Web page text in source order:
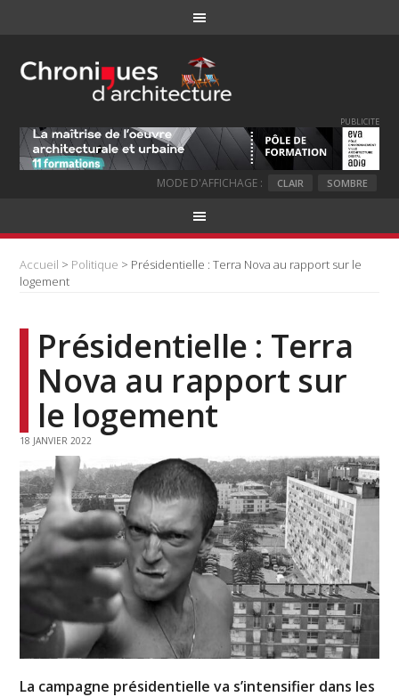
PUBLICITE
MODE D'AFFICHAGE : CLAIR SOMBRE
Accueil > Politique > Présidentielle : Terra Nova au rapport sur le
logement
Présidentielle : Terra
Nova au rapport sur
le logement
18 JANVIER 2022
La campagne présidentielle va s’intensifier dans les